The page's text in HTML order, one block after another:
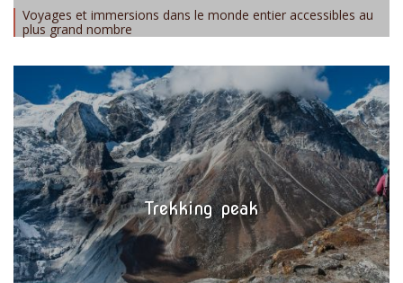
Voyages et immersions dans le monde entier accessibles au
plus grand nombre
Trekking peak